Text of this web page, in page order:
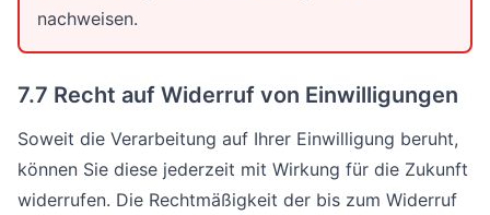
nachweisen.
7.7 Recht auf Widerruf von Einwilligungen
Soweit die Verarbeitung auf Ihrer Einwilligung beruht,
können Sie diese jederzeit mit Wirkung für die Zukunft
widerrufen. Die Rechtmäßigkeit der bis zum Widerruf